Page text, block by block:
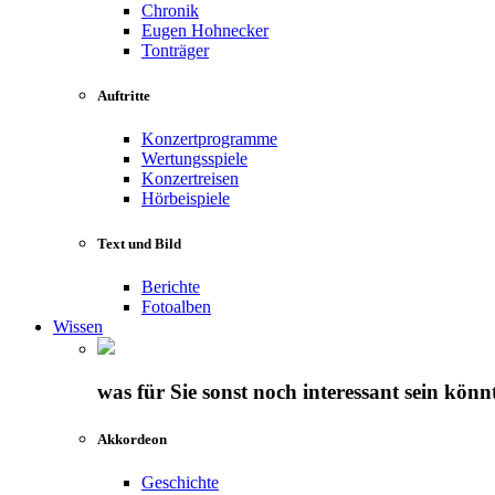
Chronik
Eugen Hohnecker
Tonträger
Auftritte
Konzertprogramme
Wertungsspiele
Konzertreisen
Hörbeispiele
Text und Bild
Berichte
Fotoalben
Wissen
was für Sie sonst noch interessant sein
Akkordeon
Geschichte